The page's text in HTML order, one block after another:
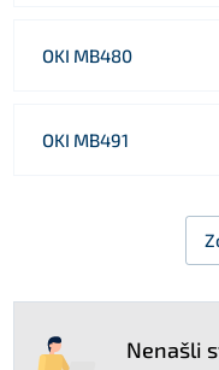
OKI MB480
OKI MB491
Nenašli